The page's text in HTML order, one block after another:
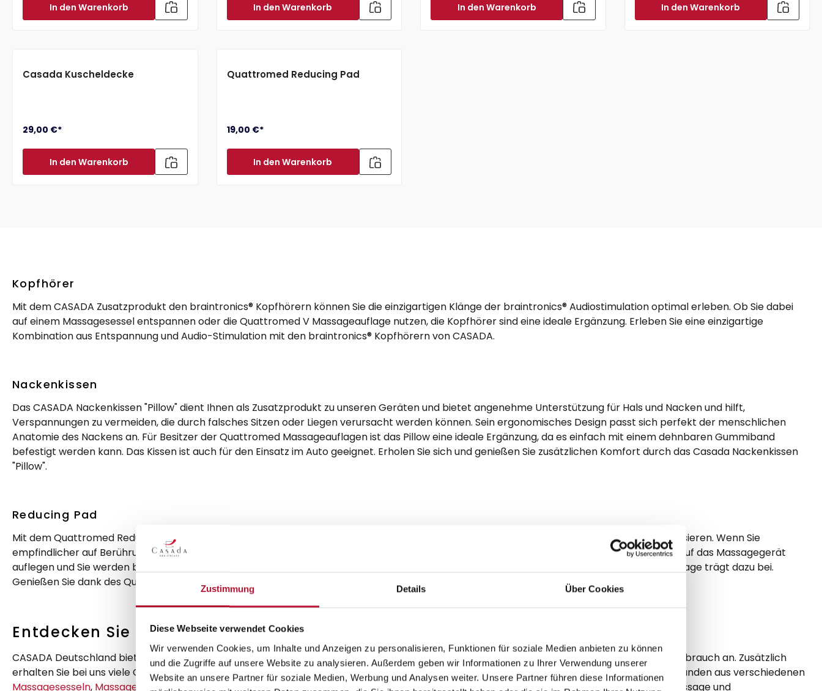
Zustimmung Details Über Cookies
Diese Webseite verwendet Cookies
Wir verwenden Cookies, um Inhalte und Anzeigen zu personalisieren, Funktionen für soziale Medien anbieten zu können
und die Zugriffe auf unsere Website zu analysieren. Außerdem geben wir Informationen zu Ihrer Verwendung unserer
Website an unsere Partner für soziale Medien, Werbung und Analysen weiter. Unsere Partner führen diese Informationen
In den Warenkorb In den Warenkorb In den Warenkorb In den Warenkorb
Casada Kuscheldecke
29,00 €*
In den Warenkorb
Quattromed Reducing Pad
19,00 €*
In den Warenkorb
Kopfhörer
Mit dem CASADA Zusatzprodukt den braintronics® Kopfhörern können Sie die einzigartigen Klänge der braintronics® Audiostimulation optimal erleben. Ob Sie dabei
auf einem Massagesessel entspannen oder die Quattromed V Massageauflage nutzen, die Kopfhörer sind eine ideale Ergänzung. Erleben Sie eine einzigartige
Kombination aus Entspannung und Audio-Stimulation mit den braintronics® Kopfhörern von CASADA.
Nackenkissen
Das CASADA Nackenkissen "Pillow" dient Ihnen als Zusatzprodukt zu unseren Geräten und bietet angenehme Unterstützung für Hals und Nacken und hilft,
Verspannungen zu vermeiden, die durch falsches Sitzen oder Liegen verursacht werden können. Sein ergonomisches Design passt sich perfekt der menschlichen
Anatomie des Nackens an. Für Besitzer der Quattromed Massageauflagen ist das Pillow eine ideale Ergänzung, da es einfach mit einem dehnbaren Gummiband
befestigt werden kann. Das Kissen ist auch für den Einsatz im Auto geeignet. Erholen Sie sich und genießen Sie zusätzlichen Komfort durch das Casada Nackenkissen
"Pillow".
Reducing Pad
Mit dem Quattromed Reducing Pad als CASADA-Zusatzprodukt können Quattromed-Besitzer ihre Massageerfahrung noch weiter personalisieren. Wenn Sie
empfindlicher auf Berührungen reagieren, ist das Reducing Pad die perfekte Lösung, um die Intensität der Massagen abzudämpfen. Einfach auf das Massagegerät
auflegen und Sie werden bemerken, wie sanft und zart sich alle Massagearten anfühlen. Der größere Abstand zwischen Anwender und Massage trägt dazu bei.
Genießen Sie dank des Quattromed Reducing Pad ein noch sensibleres Massageerlebnis und eine noch tiefere Entspannung.
Entdecken Sie unserer Sortiment
CASADA Deutschland bietet ein breites Sortiment an Massage- und Fitnessgeräten sowohl für den professionellen als auch den privaten Gebrauch an. Zusätzlich
erhalten Sie bei uns viele CASADA Zusatzprodukte zu Ihren Geräten, wie Kopfhörer,Netzteileoder Cover. In der Massagekategorie können Kunden aus verschiedenen
Massagesesseln, MassagemattenundNackenmassagegerätenwählen, die eine Vielzahl von Funktionen wie Shiatsu-Massage, Vibrationsmassage und